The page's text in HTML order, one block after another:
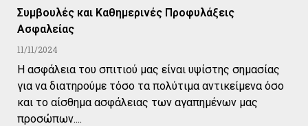
Συμβουλές και Καθημερινές Προφυλάξεις
Ασφαλείας
11/11/2024
Η ασφάλεια του σπιτιού μας είναι υψίστης σημασίας
για να διατηρούμε τόσο τα πολύτιμα αντικείμενα όσο
και το αίσθημα ασφάλειας των αγαπημένων μας
προσώπων.